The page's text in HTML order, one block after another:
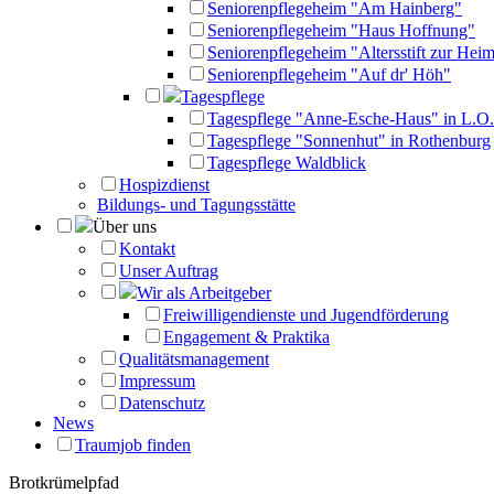
Seniorenpflegeheim "Am Hainberg"
Seniorenpflegeheim "Haus Hoffnung"
Seniorenpflegeheim "Altersstift zur
Seniorenpflegeheim "Auf dr' Höh"
Tagespflege
Tagespflege "Anne-Esche-Haus" in L.O.
Tagespflege "Sonnenhut" in Rothenburg
Tagespflege Waldblick
Hospizdienst
Bildungs- und Tagungsstätte
Über uns
Kontakt
Unser Auftrag
Wir als Arbeitgeber
Freiwilligendienste und Jugendförderung
Engagement & Praktika
Qualitätsmanagement
Impressum
Datenschutz
News
Traumjob finden
Brotkrümelpfad